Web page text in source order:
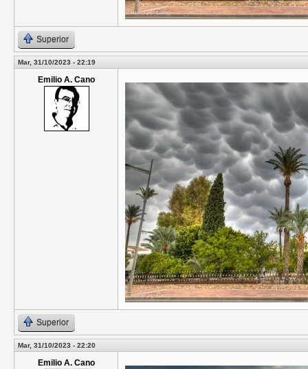
Superior
Mar, 31/10/2023 - 22:19
Emilio A. Cano
Superior
Mar, 31/10/2023 - 22:20
Emilio A. Cano